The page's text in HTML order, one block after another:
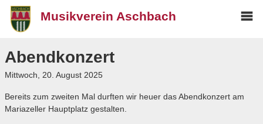
Musikverein Aschbach
Der Vorstand
Besetzung
Chronik
Abendkonzert
Mittwoch, 20. August 2025
Bereits zum zweiten Mal durften wir heuer das Abendkonzert am
Mariazeller Hauptplatz gestalten.